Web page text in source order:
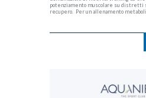
potenziamento muscolare su distretti
recupero. Per un allenamento